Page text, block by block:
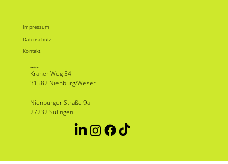
Standorte
Kräher Weg 54
31582 Nienburg/Weser
Nienburger Straße 9a
27232 Sulingen
Impressum
Kontakt
Datenschutz